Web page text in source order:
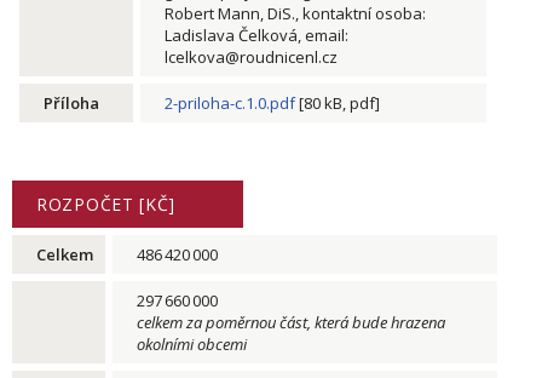
Robert Mann, DiS., kontaktní osoba:
Ladislava Čelková, email:
lcelkova@roudnicenl.cz
Příloha 2-priloha-c.1.0.pdf[80 kB, pdf]
ROZPOČET [KČ]
Celkem 486 420 000
297 660 000
celkem za poměrnou část, která bude hrazena
okolními obcemi